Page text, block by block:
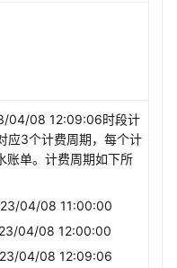
04/08 12:09:06时段计
应3个计费周期，每个计
账单。计费周期如下所
04/08 11:00:00
04/08 12:00:00
04/08 12:09:06